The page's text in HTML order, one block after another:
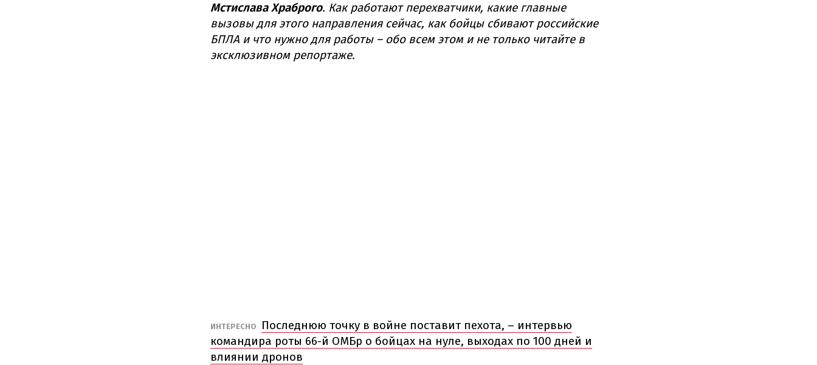
Мстислава Храброго. Как работают перехватчики, какие главные
вызовы для этого направления сейчас, как бойцы сбивают российские
БПЛА и что нужно для работы – обо всем этом и не только читайте в
эксклюзивном репортаже.
ИНТЕРЕСНО
Последнюю точку в войне поставит пехота, – интервью
командира роты 66-й ОМБр о бойцах на нуле, выходах по 100 дней и
влиянии дронов